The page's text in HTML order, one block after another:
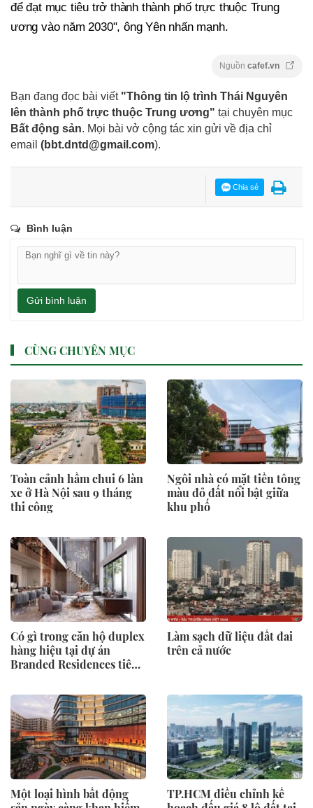
để đạt mục tiêu trở thành thành phố trực thuộc Trung
ương vào năm 2030", ông Yên nhấn mạnh.
Nguồn cafef.vn
Bạn đang đọc bài viết "Thông tin lộ trình Thái Nguyên
lên thành phố trực thuộc Trung ương" tại chuyên mục
Bất động sản. Mọi bài vở cộng tác xin gửi về địa chỉ
email (bbt.dntd@gmail.com).
Chia sẻ
Bình luận
Gửi bình luận
CÙNG CHUYÊN MỤC
Toàn cảnh hầm chui 6 làn
xe ở Hà Nội sau 9 tháng
thi công
Ngôi nhà có mặt tiền tông
màu đỏ đất nổi bật giữa
khu phố
Có gì trong căn hộ duplex
hàng hiệu tại dự án
Branded Residences tiên
Làm sạch dữ liệu đất đai
trên cả nước
Một loại hình bất động
TP.HCM điều chỉnh kế